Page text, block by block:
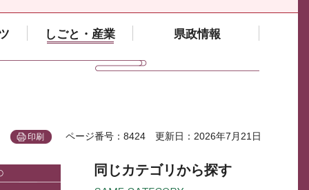
しごと・産業 県政情報
印刷 ページ番号：8424 更新日：2026年7月21日
同じカテゴリから探す